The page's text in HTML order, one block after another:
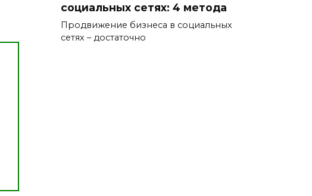
социальных сетях: 4 метода
Продвижение бизнеса в социальных
сетях – достаточно